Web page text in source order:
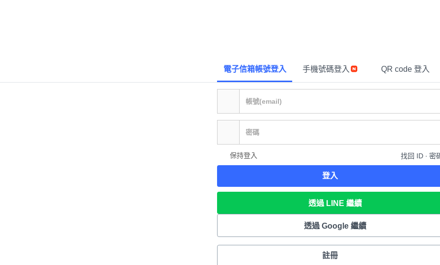
電子信箱帳號登入 手機號碼登入 QR code 登入
保持登入 找回 ID ∙ 密
登入
透過 LINE 繼續
透過 Google 繼續
註冊